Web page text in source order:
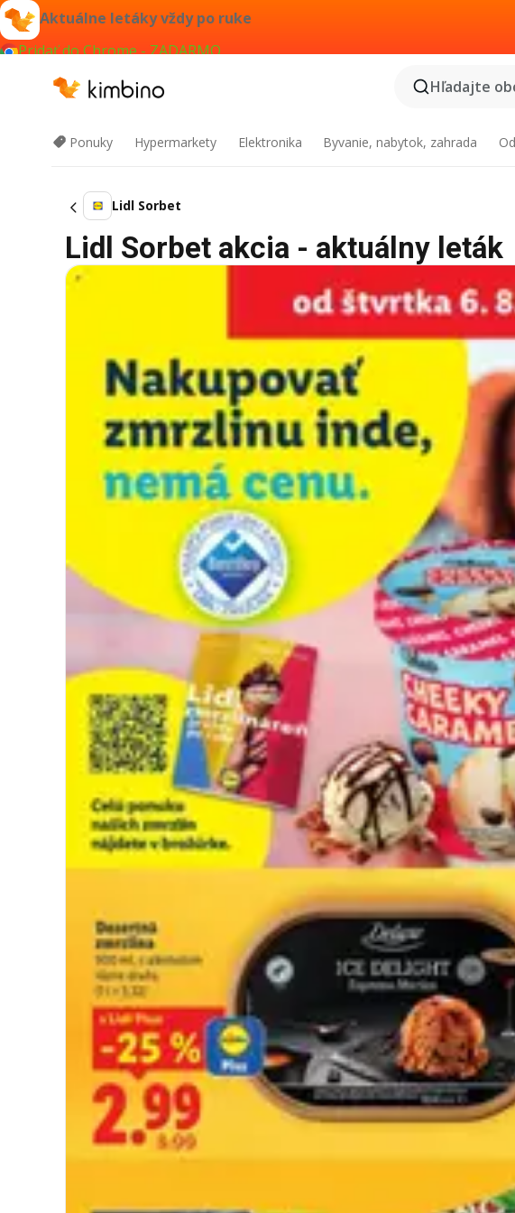
Aktuálne letáky vždy po ruke
Pridať do Chrome - ZADARMO
Hľadajte
Ponuky Hypermarkety Elektronika Byvanie, nabytok, zahrada
Lidl Sorbet
Lidl Sorbet akcia - aktuálny leták